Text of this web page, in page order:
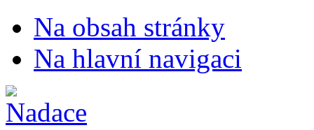
Na obsah stránky
Na hlavní navigaci